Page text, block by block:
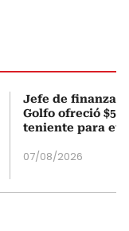
Jefe de finanzas
Golfo ofreció
teniente para
07/08/2026